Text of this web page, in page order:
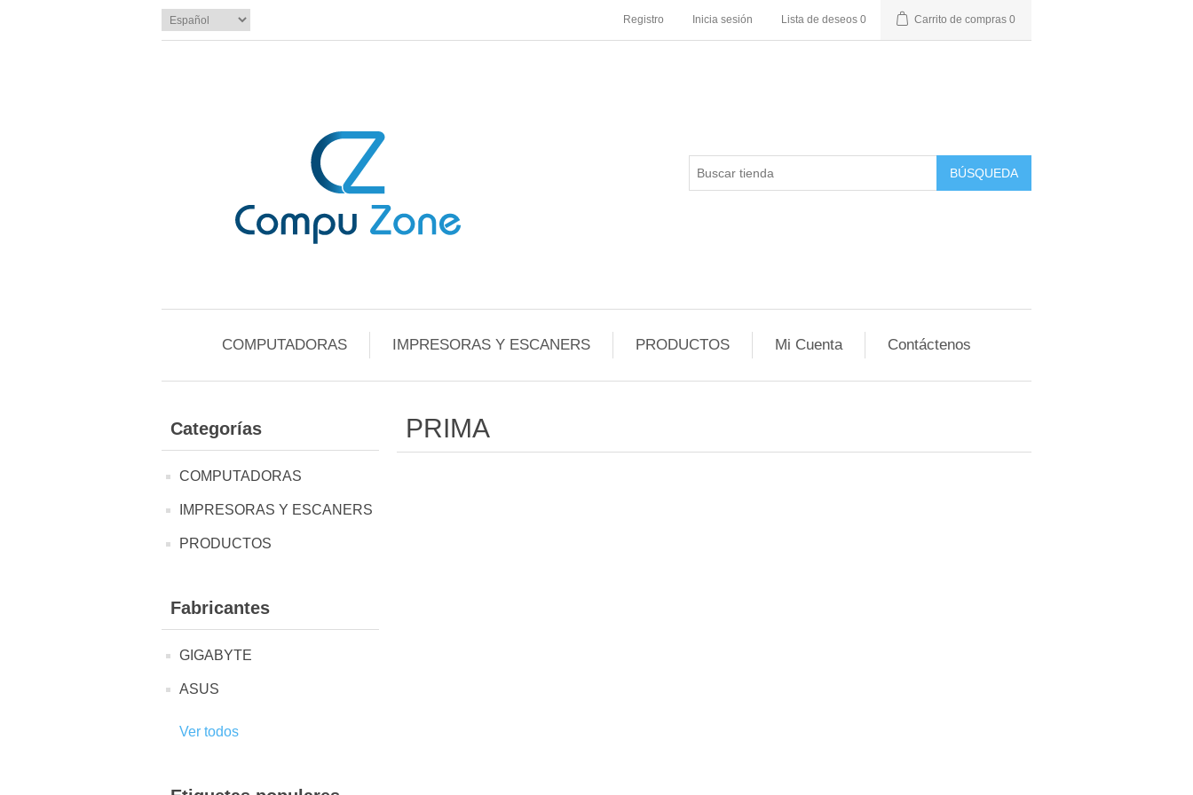
Registro Inicia sesión Lista de deseos 0 Carrito de compras 0
BÚSQUEDA
COMPUTADORAS IMPRESORAS Y ESCANERS PRODUCTOS Mi Cuenta Contáctenos
Categorías
COMPUTADORAS
IMPRESORAS Y ESCANERS
PRODUCTOS
Fabricantes
GIGABYTE
ASUS
Ver todos
PRIMA